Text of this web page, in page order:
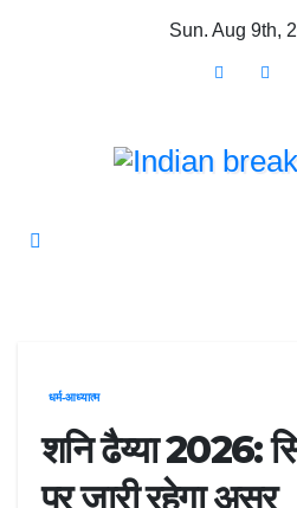
Sun. Aug 9th,
धर्म-आध्यात्म
शनि ढैय्या 2026:
पर जारी रहेगा असर